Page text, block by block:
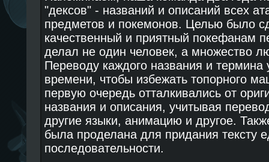
"дексов" - названий и описаний всех
предметов и покемонов. Целью было
качественный и приятный покефанам
делал не один человек, а множество
Переводу каждого названия и термина
времени, чтобы избежать топорного
первую очередь отталкивались от
названия и описания, учитывая
другие языки, анимацию и другое.
была проделана для придания тексту
последовательности.